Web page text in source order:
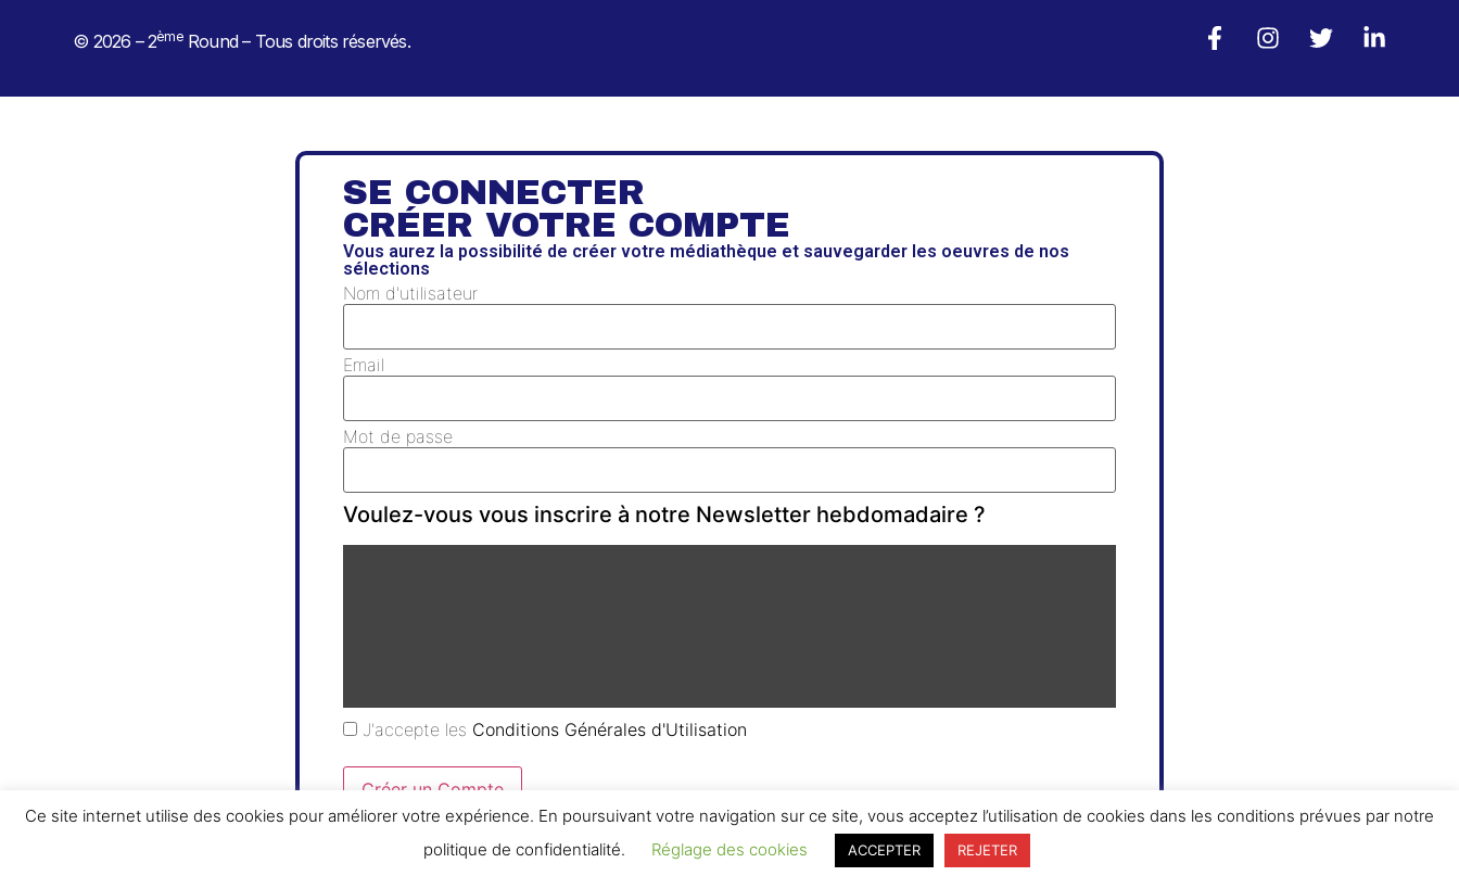
© 2026 – 2èmeRound – Tous droits réservés.
Ce site internet utilise des cookies pour améliorer votre expérience. En poursuivant votre navigation sur ce site, vous acceptez l’utilisation de cookies dans les conditions prévues par notre
politique de confidentialité.
Réglage des cookies ACCEPTER REJETER
SE CONNECTER
CRÉER VOTRE COMPTE
Vous aurez la possibilité de créer votre médiathèque et sauvegarder les oeuvres de nos
sélections
Nom d'utilisateur
Email
Mot de passe
Voulez-vous vous inscrire à notre Newsletter hebdomadaire ?
J'accepte les Conditions Générales d'Utilisation
Créer un Compte